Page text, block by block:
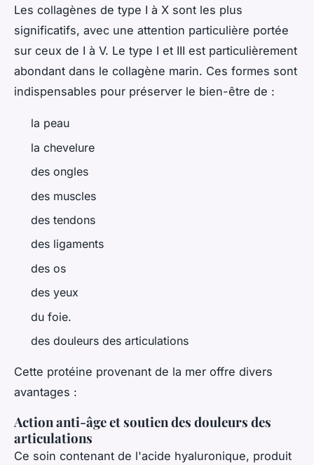
Les collagènes de type I à X sont les plus
significatifs, avec une attention particulière portée
sur ceux de I à V. Le type I et III est particulièrement
abondant dans le collagène marin. Ces formes sont
indispensables pour préserver le bien-être de :
la peau
la chevelure
des ongles
des muscles
des tendons
des ligaments
des os
des yeux
du foie.
des douleurs des articulations
Cette protéine provenant de la mer offre divers
avantages :
Action anti-âge et soutien des douleurs des
articulations
Ce soin contenant de l'acide hyaluronique, produit